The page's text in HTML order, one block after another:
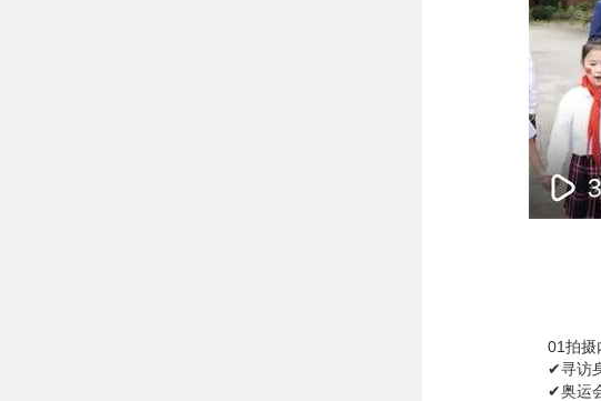
01拍摄
✔寻访
✔奥运